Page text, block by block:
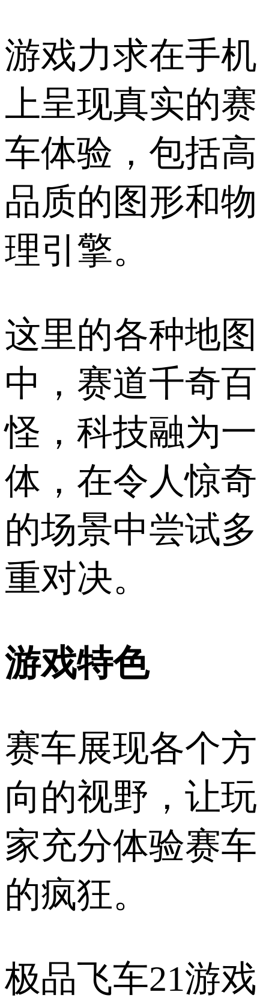
游戏力求在手机
上呈现真实的赛
车体验，包括高
品质的图形和物
理引擎。
这里的各种地图
中，赛道千奇百
怪，科技融为一
体，在令人惊奇
的场景中尝试多
重对决。
游戏特色
赛车展现各个方
向的视野，让玩
家充分体验赛车
的疯狂。
极品飞车21游戏